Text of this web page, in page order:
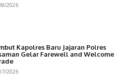
2026
Kapolres Baru Jajaran Polres
Gelar Farewell and Welcome
2026